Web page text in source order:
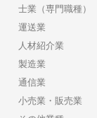
士業（専門職種）
運送業
人材紹介業
製造業
通信業
小売業・販売業